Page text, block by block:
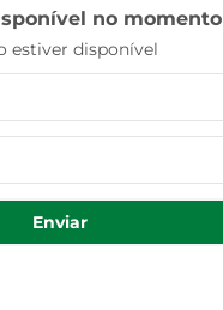
no momento
estiver disponível
Enviar